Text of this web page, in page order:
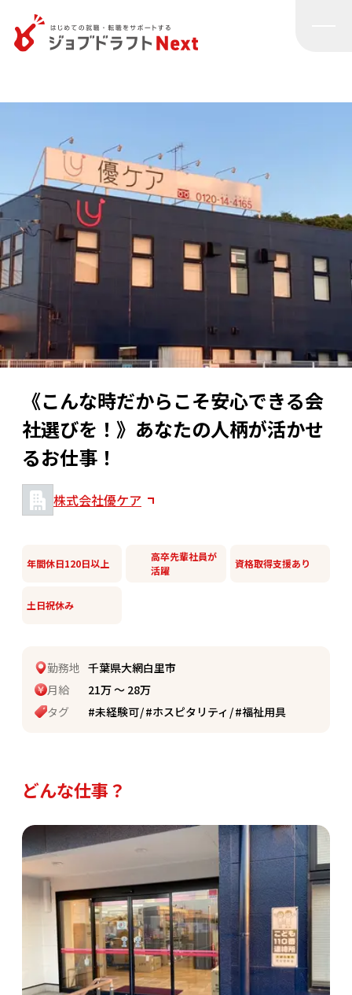
《こんな時だからこそ安心できる会
社選びを！》あなたの人柄が活かせ
るお仕事！
株式会社優ケア
どんな仕事？
勤務地 千葉県大網白里市
月給
21万 〜 28万
タグ
#未経験可 #ホスピタリティ #福祉用具
年間休日120日以上
高卒先輩社員が
活躍
資格取得支援あり
土日祝休み